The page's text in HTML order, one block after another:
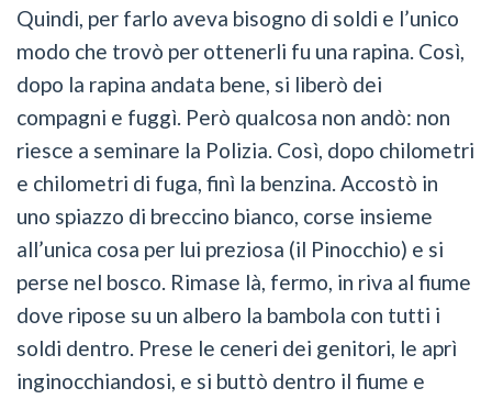
Quindi, per farlo aveva bisogno di soldi e l’unico
modo che trovò per ottenerli fu una rapina. Così,
dopo la rapina andata bene, si liberò dei
compagni e fuggì. Però qualcosa non andò: non
riesce a seminare la Polizia. Così, dopo chilometri
e chilometri di fuga, finì la benzina. Accostò in
uno spiazzo di breccino bianco, corse insieme
all’unica cosa per lui preziosa (il Pinocchio) e si
perse nel bosco. Rimase là, fermo, in riva al fiume
dove ripose su un albero la bambola con tutti i
soldi dentro. Prese le ceneri dei genitori, le aprì
inginocchiandosi, e si buttò dentro il fiume e